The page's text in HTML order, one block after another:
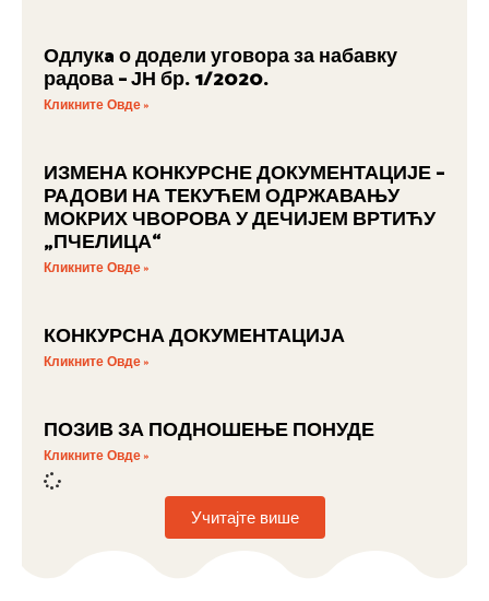
Одлукa о додели уговора за набавку
радова – ЈН бр. 1/2020.
Кликните Овде »
ИЗМЕНА КОНКУРСНЕ ДОКУМЕНТАЦИЈЕ –
РАДОВИ НА ТЕКУЋЕМ ОДРЖАВАЊУ
МОКРИХ ЧВОРОВА У ДЕЧИЈЕМ ВРТИЋУ
„ПЧЕЛИЦА“
Кликните Овде »
КОНКУРСНА ДОКУМЕНТАЦИЈА
Кликните Овде »
ПОЗИВ ЗА ПОДНОШЕЊЕ ПОНУДЕ
Кликните Овде »
Учитајте више